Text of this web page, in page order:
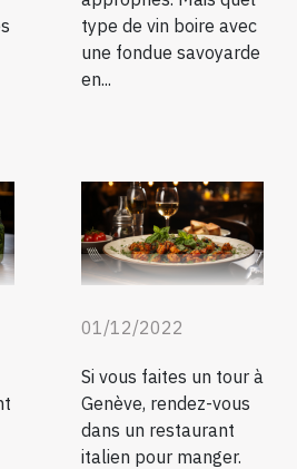
type de vin boire avec
une fondue savoyarde
en...
01/12/2022
Si vous faites un tour à
Genève, rendez-vous
dans un restaurant
italien pour manger.